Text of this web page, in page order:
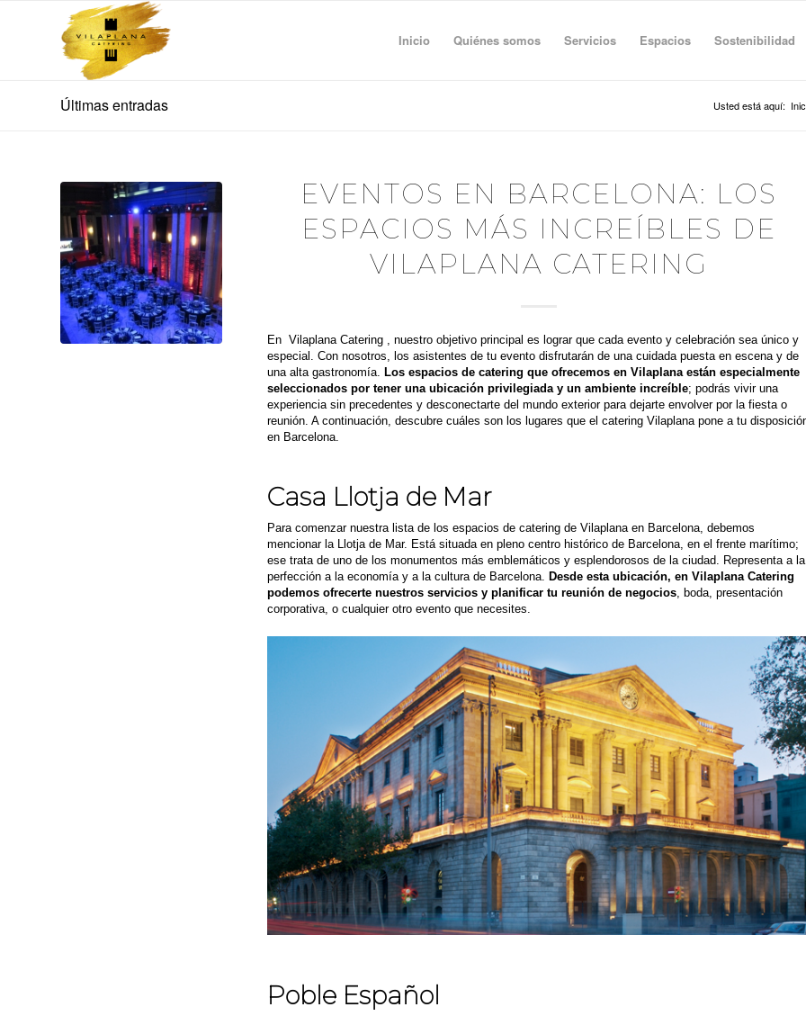
Inicio Quiénes somos Servicios Espacios Sostenibilidad
Últimas entradas Usted está aquí:
EVENTOS EN BARCELONA: LOS
ESPACIOS MÁS INCREÍBLES DE
VILAPLANA CATERING
En Vilaplana Catering , nuestro objetivo principal es lograr que cada evento y celebración sea único y
especial. Con nosotros, los asistentes de tu evento disfrutarán de una cuidada puesta en escena y de
una alta gastronomía. Los espacios de catering que ofrecemos en Vilaplana están especialmente
seleccionados por tener una ubicación privilegiada y un ambiente increíble; podrás vivir una
experiencia sin precedentes y desconectarte del mundo exterior para dejarte envolver por la fiesta o
reunión. A continuación, descubre cuáles son los lugares que el catering Vilaplana pone a tu
en Barcelona.
Casa Llotja de Mar
Para comenzar nuestra lista de los espacios de catering de Vilaplana en Barcelona, debemos
mencionar la Llotja de Mar. Está situada en pleno centro histórico de Barcelona, en el frente marítimo;
ese trata de uno de los monumentos más emblemáticos y esplendorosos de la ciudad. Representa a la
perfección a la economía y a la cultura de Barcelona. Desde esta ubicación, en Vilaplana Catering
podemos ofrecerte nuestros servicios y planificar tu reunión de negocios, boda, presentación
corporativa, o cualquier otro evento que necesites.
Poble Español